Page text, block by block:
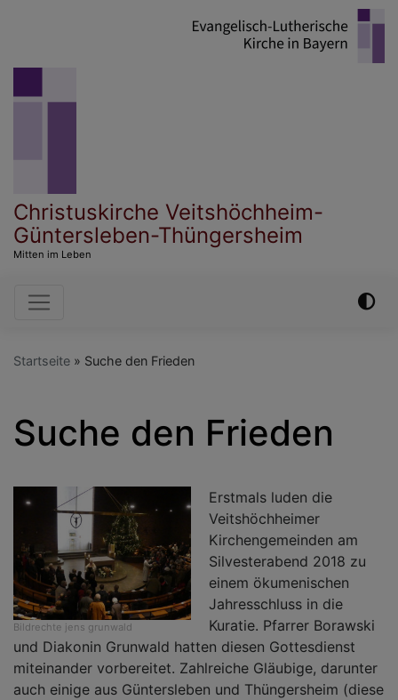
Christuskirche Veitshöchheim-
Güntersleben-Thüngersheim
Mitten im Leben
Hauptnavigation
Startseite Suche den Frieden
Suche den Frieden
Bildrechte jens grunwald
Erstmals luden die
Veitshöchheimer
Kirchengemeinden am
Silvesterabend 2018 zu
einem ökumenischen
Jahresschluss in die
Kuratie. Pfarrer Borawski
und Diakonin Grunwald hatten diesen Gottesdienst
miteinander vorbereitet. Zahlreiche Gläubige, darunter
auch einige aus Güntersleben und Thüngersheim (diese